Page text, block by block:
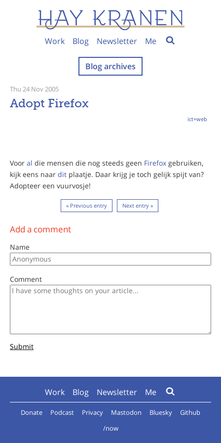
Work Blog Newsletter Me
Blog archives
Thu 24 Nov 2005
Adopt Firefox
ict+web
Voor al die mensen die nog steeds geen Firefox gebruiken,
kijk eens naar dit plaatje. Daar krijg je toch gelijk spijt van?
Adopteer een vuurvosje!
« Previous entry Next entry »
Add a comment
Name
Comment
Submit
Work Blog Newsletter Me
Donate Podcast Privacy Mastodon Bluesky
Github
/now